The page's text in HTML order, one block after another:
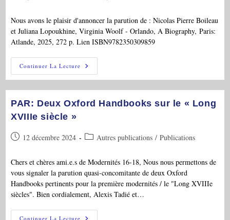
Nous avons le plaisir d'annoncer la parution de : Nicolas Pierre Boileau
et Juliana Lopoukhine, Virginia Woolf - Orlando, A Biography, Paris:
Atlande, 2025, 272 p. Lien ISBN9782350309859
Continuer La Lecture PAR:
Nicolas
Pierre
Juliana
Lopoukhine,
Orlando,
Atlande,
2025,
PAR: Deux Oxford Handbooks sur le « Long
XVIIIe siècle »
Publication
12 décembre 2024
Post Autres publications / Publications
Chers et chères ami.e.s de Modernités 16-18, Nous nous permettons de
vous signaler la parution quasi-concomitante de deux Oxford
Handbooks pertinents pour la première modernités / le "Long XVIIIe
siècles". Bien cordialement, Alexis Tadié et…
Continuer La Lecture PAR: